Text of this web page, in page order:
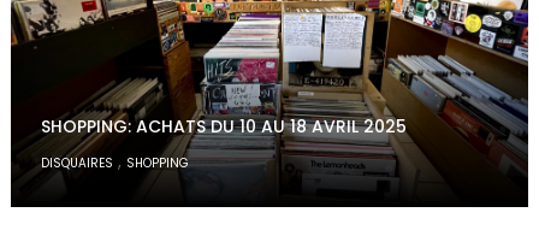
SHOPPING: ACHATS DU 10 AU 18 AVRIL 2025
DISQUAIRES , SHOPPING